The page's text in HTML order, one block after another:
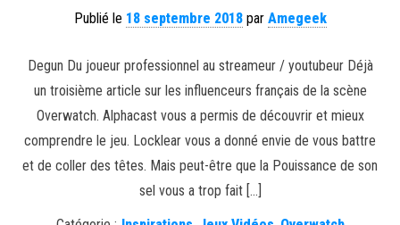
Publié le 18 septembre 2018par Amegeek
Degun Du joueur professionnel au streameur / youtubeur Déjà
un troisième article sur les influenceurs français de la scène
Overwatch. Alphacast vous a permis de découvrir et mieux
comprendre le jeu. Locklear vous a donné envie de vous battre
et de coller des têtes. Mais peut-être que la Pouissance de son
sel vous a trop fait […]